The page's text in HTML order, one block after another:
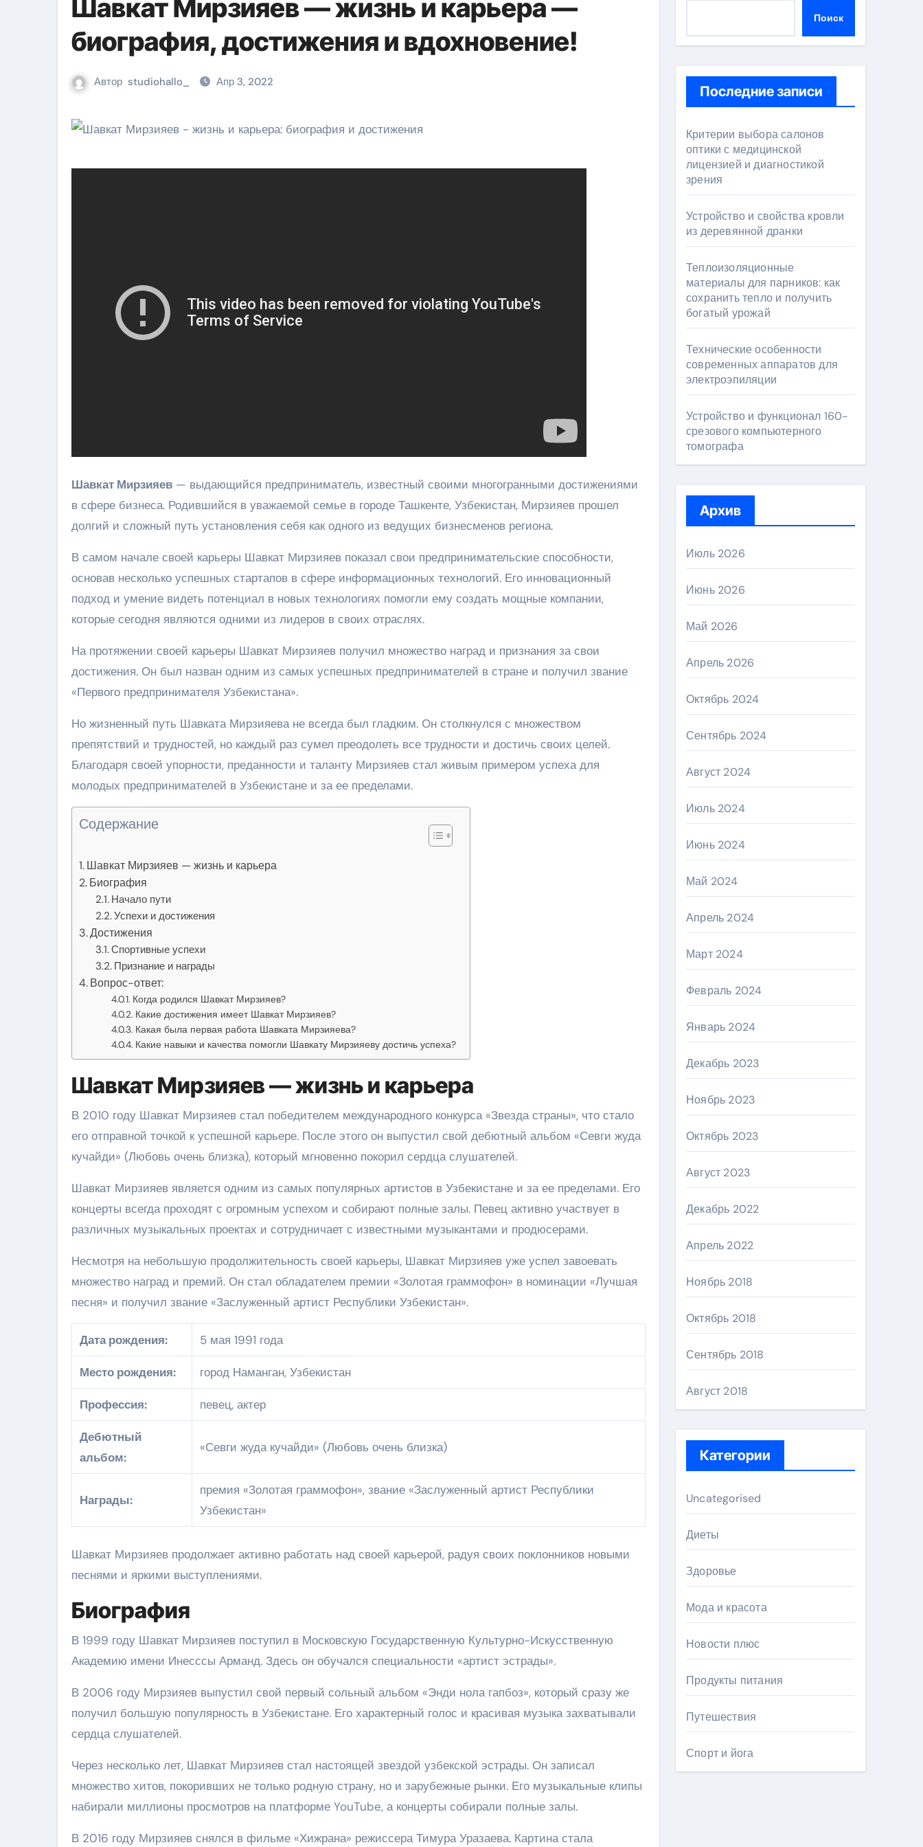
Шавкат Мирзияев — жизнь и карьера —
биография, достижения и вдохновение!
Автор studiohallo_ Апр 3, 2022
Шавкат Мирзияев — выдающийся предприниматель, известный своими многогранными достижениями
в сфере бизнеса. Родившийся в уважаемой семье в городе Ташкенте, Узбекистан, Мирзияев прошел
долгий и сложный путь установления себя как одного из ведущих бизнесменов региона.
В самом начале своей карьеры Шавкат Мирзияев показал свои предпринимательские способности,
основав несколько успешных стартапов в сфере информационных технологий. Его инновационный
подход и умение видеть потенциал в новых технологиях помогли ему создать мощные компании,
которые сегодня являются одними из лидеров в своих отраслях.
На протяжении своей карьеры Шавкат Мирзияев получил множество наград и признания за свои
достижения. Он был назван одним из самых успешных предпринимателей в стране и получил звание
«Первого предпринимателя Узбекистана».
Но жизненный путь Шавката Мирзияева не всегда был гладким. Он столкнулся с множеством
препятствий и трудностей, но каждый раз сумел преодолеть все трудности и достичь своих целей.
Благодаря своей упорности, преданности и таланту Мирзияев стал живым примером успеха для
молодых предпринимателей в Узбекистане и за ее пределами.
Содержание
Шавкат Мирзияев — жизнь и карьера
Биография
Начало пути
Успехи и достижения
Достижения
Спортивные успехи
Признание и награды
Вопрос-ответ:
Когда родился Шавкат Мирзияев?
Какие достижения имеет Шавкат Мирзияев?
Какая была первая работа Шавката Мирзияева?
Какие навыки и качества помогли Шавкату Мирзияеву достичь успеха?
Шавкат Мирзияев — жизнь и карьера
В 2010 году Шавкат Мирзияев стал победителем международного конкурса «Звезда страны», что стало
его отправной точкой к успешной карьере. После этого он выпустил свой дебютный альбом «Севги жуда
кучайди» (Любовь очень близка), который мгновенно покорил сердца слушателей.
Шавкат Мирзияев является одним из самых популярных артистов в Узбекистане и за ее пределами. Его
концерты всегда проходят с огромным успехом и собирают полные залы. Певец активно участвует в
различных музыкальных проектах и сотрудничает с известными музыкантами и продюсерами.
Несмотря на небольшую продолжительность своей карьеры, Шавкат Мирзияев уже успел завоевать
множество наград и премий. Он стал обладателем премии «Золотая граммофон» в номинации «Лучшая
песня» и получил звание «Заслуженный артист Республики Узбекистан».
Дата рождения: 5 мая 1991 года
Место рождения: город Наманган, Узбекистан
Профессия: певец, актер
Дебютный
альбом:
«Севги жуда кучайди» (Любовь очень близка)
Награды:
премия «Золотая граммофон», звание «Заслуженный артист Республики
Узбекистан»
Шавкат Мирзияев продолжает активно работать над своей карьерой, радуя своих поклонников новыми
песнями и яркими выступлениями.
Биография
В 1999 году Шавкат Мирзияев поступил в Московскую Государственную Культурно-Искусственную
Академию имени Инесссы Арманд. Здесь он обучался специальности «артист эстрады».
В 2006 году Мирзияев выпустил свой первый сольный альбом «Энди нола гапбоз», который сразу же
получил большую популярность в Узбекистане. Его характерный голос и красивая музыка захватывали
сердца слушателей.
Через несколько лет, Шавкат Мирзияев стал настоящей звездой узбекской эстрады. Он записал
множество хитов, покоривших не только родную страну, но и зарубежные рынки. Его музыкальные клипы
набирали миллионы просмотров на платформе YouTube, а концерты собирали полные залы.
В 2016 году Мирзияев снялся в фильме «Хижрана» режиссера Тимура Уразаева. Картина стала
Поиск
Последние записи
Критерии выбора салонов
оптики с медицинской
лицензией и диагностикой
зрения
Устройство и свойства кровли
из деревянной дранки
Теплоизоляционные
материалы для парников: как
сохранить тепло и получить
богатый урожай
Технические особенности
современных аппаратов для
электроэпиляции
Устройство и функционал 160-
срезового компьютерного
томографа
Архив
Июль 2026
Июнь 2026
Май 2026
Апрель 2026
Октябрь 2024
Сентябрь 2024
Август 2024
Июль 2024
Июнь 2024
Май 2024
Апрель 2024
Март 2024
Февраль 2024
Январь 2024
Декабрь 2023
Ноябрь 2023
Октябрь 2023
Август 2023
Декабрь 2022
Апрель 2022
Ноябрь 2018
Октябрь 2018
Сентябрь 2018
Август 2018
Категории
Uncategorised
Диеты
Здоровье
Мода и красота
Новости плюс
Продукты питания
Путешествия
Спорт и йога